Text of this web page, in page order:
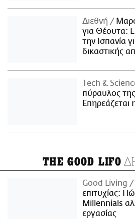
Διεθνή
για Θέουτα:
την Ισπανία
δικαστικής
Τech &
πύραυλος
Επηρεάζεται
THE GOOD LIFO
Good Living
επιτυχίας:
Millennials
εργασίας